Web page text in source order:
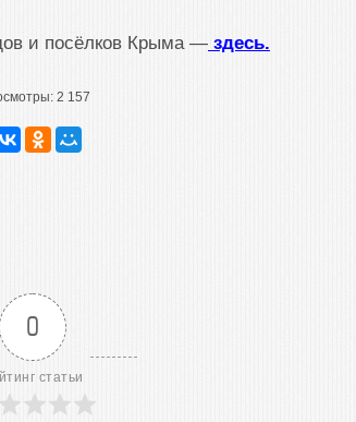
и посёлков Крыма — здесь.
2 157
0
статьи